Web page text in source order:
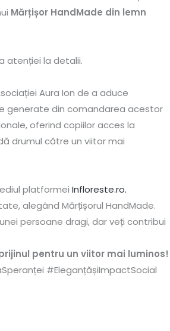
Mărțișor HandMade din lemn
atenției la detalii.
Aura Ion de a aduce
generate din comandarea acestor
oferind copiilor acces la
drumul către un viitor mai
platformeiInfloreste.ro.
alegând Mărțișorul HandMade.
persoane dragi, dar veți contribui
pentru un viitor mai luminos!
#EleganțășiImpactSocial